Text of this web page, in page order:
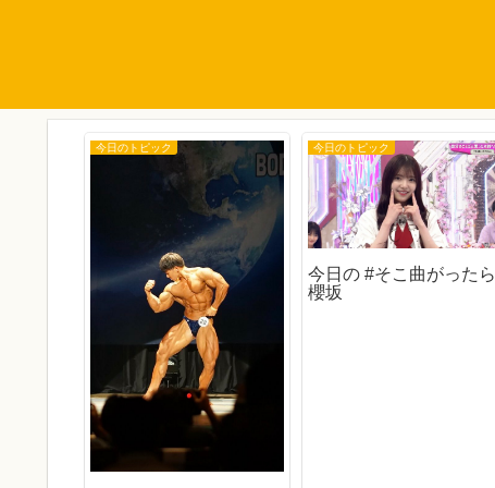
今日のトピック 今日のトピック
今日の #そこ曲がったら
櫻坂